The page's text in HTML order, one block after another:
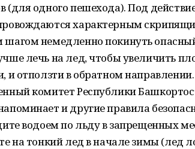
(для одного пешехода). Под
характерным
немедленно покинуть
лечь на лед, чтобы увеличить
и отползти в обратном направлении.
комитет Республики
и другие правила
водоем по льду в запрещенных
на тонкий лед в начале зимы (лед